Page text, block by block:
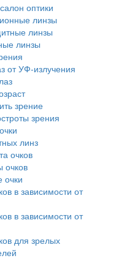
оптики
линзы
линзы
линзы
от УФ-излучения
зрение
зрения
линз
очков
очков
очки
в зависимости от
в зависимости от
для зрелых